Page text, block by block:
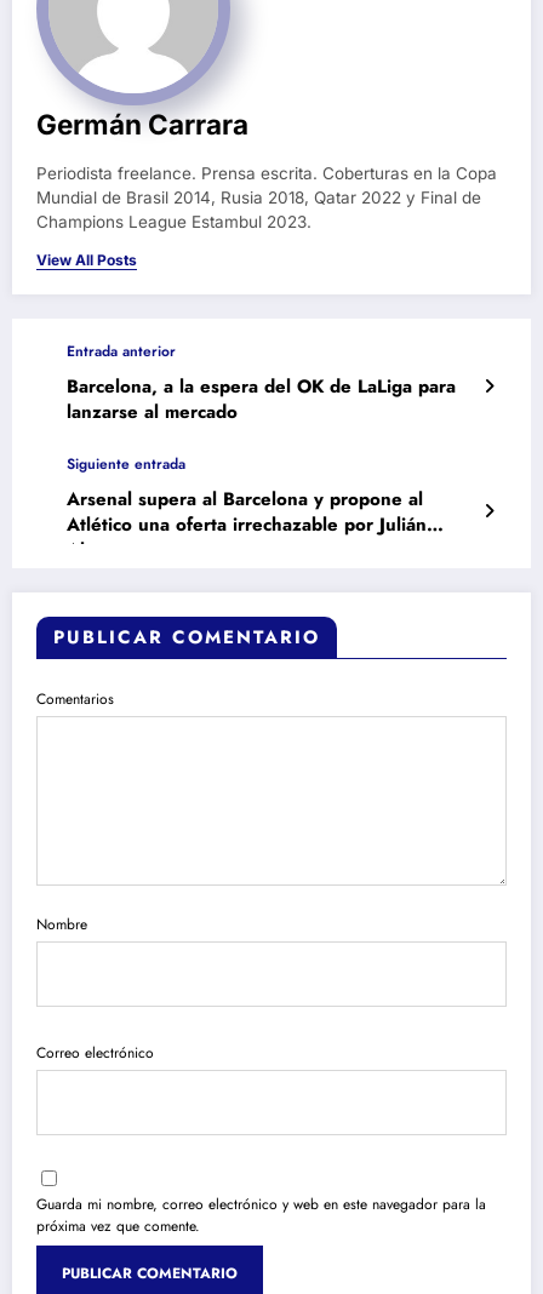
Germán Carrara
Periodista freelance. Prensa escrita. Coberturas en la Copa
Mundial de Brasil 2014, Rusia 2018, Qatar 2022 y Final de
Champions League Estambul 2023.
View All Posts
Entrada anterior
Barcelona, a la espera del OK de LaLiga para
lanzarse al mercado
Siguiente entrada
Arsenal supera al Barcelona y propone al
Atlético una oferta irrechazable por Julián
Alvarez
PUBLICAR COMENTARIO
Comentarios
Nombre
Correo electrónico
Guarda mi nombre, correo electrónico y web en este navegador para la
próxima vez que comente.